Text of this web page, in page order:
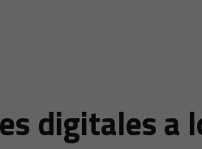
digitales a